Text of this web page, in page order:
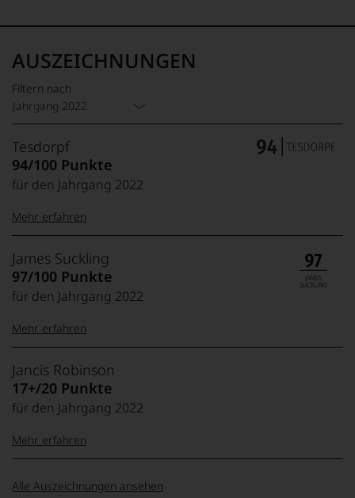
ein facettenreicher, früher zugänglicher
Another fine offering from this much-improved
estate. Deep, bright crimson. Red- and dark-fruit
notes with a hint of liquorice. Attractive density
and weight. Juicy, fresh and gourmand, the
Robinson 17+
AUSZEICHNUNGEN
Filtern nach
Jahrgang 2022
Tesdorpf
94/100 Punkte
für den Jahrgang 2022
99–100 Punkte:
95–98 Punkte:
85–89 Punkte:
Unter 85 Punkte:
Tesdorpf
Der
Name
Tesdorpf
für
»Fine
Wine«,
für
die
edlen
der
Welt,
kaum
Mehr erfahren
James Suckling
97/100 Punkte
für den Jahrgang 2022
100-95 Punkte:
90 Punkte und
Punkte:
James
Suckling
Der
Amerikaner
Suckling,
Jahrgang
zählt
Mehr erfahren
Jancis Robinson
17+/20 Punkte
für den Jahrgang 2022
absolut outstanding,
Robinson
Mehr erfahren
Alle Auszeichnungen ansehen